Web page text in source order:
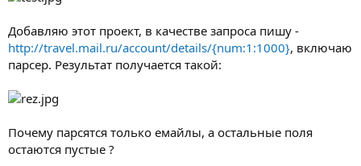
Добавляю этот проект, в качестве запроса пишу -
http://travel.mail.ru/account/details/{num:1:1000}, включаю
парсер. Результат получается такой:
Почему парсятся только емайлы, а остальные поля
остаются пустые ?